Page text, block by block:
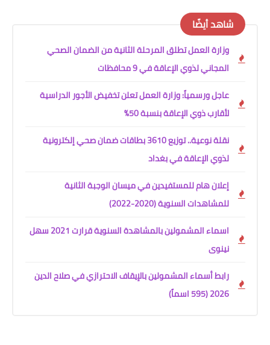
شاهد أيضًا
وزارة العمل تطلق المرحلة الثانية من الضمان الصحي
المجاني لذوي الإعاقة في 9 محافظات
عاجل ورسمياً: وزارة العمل تعلن تخفيض الأجور الدراسية
لأقارب ذوي الإعاقة بنسبة 50%
نقلة نوعية.. توزيع 3610 بطاقات ضمان صحي إلكترونية
لذوي الإعاقة في بغداد
إعلان هام للمستفيدين في ميسان الوجبة الثانية
للمشاهدات السنوية (2020-2022)
اسماء المشمولين بالمشاهدة السنوية قرارت 2021 سهل
نينوى
رابط أسماء المشمولين بالإيقاف الاحترازي في صلاح الدين
2026 (595 اسماً)